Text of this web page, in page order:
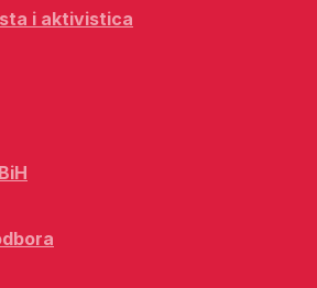
i aktivistica